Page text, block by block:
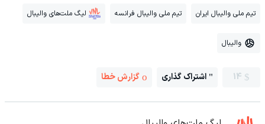
تیم ملی والیبال ایران تیم ملی والیبال فرانسه لیگ ملت‌های والیبال
والیبال
14 اشتراک گذاری گزارش خطا